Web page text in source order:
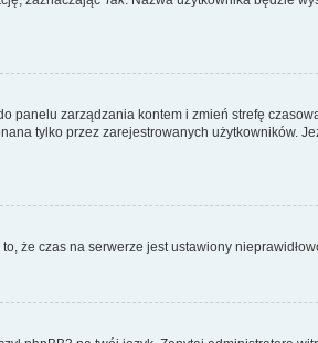
zarządzania kontem i zmień strefę
tylko przez zarejestrowanych użytkowników.
że czas na serwerze jest ustawiony